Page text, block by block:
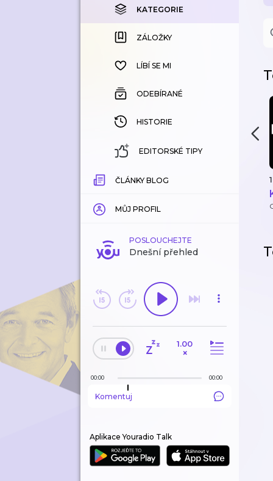
KATEGORIE
ZÁLOŽKY
HISTORIE
KATEGORIE
ZÁLOŽKY
LÍBÍ SE MI
ODEBÍRANÉ
HISTORIE
EDITORSKÉ TIPY
ČLÁNKY BLOG
MŮJ PROFIL
POSLOUCHEJTE
Dnešní přehled
1.00
×
00:00 00:00
Komentuj
Aplikace Youradio Talk